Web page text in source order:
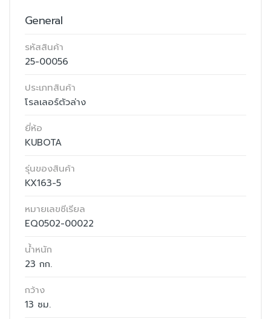
General
รหัสสินค้า
25-00056
ประเภทสินค้า
โรลเลอร์ตัวล่าง
ยี่ห้อ
KUBOTA
รุ่นของสินค้า
KX163-5
หมายเลขซีเรียล
EQ0502-00022
น้ำหนัก
23 กก.
กว้าง
13 ซม.